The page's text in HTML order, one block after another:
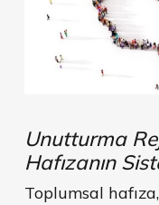
Unutturma
Hafızanın
Toplumsal